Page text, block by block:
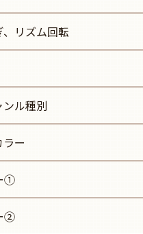
、リズム回転
ンル種別
ー
①
②